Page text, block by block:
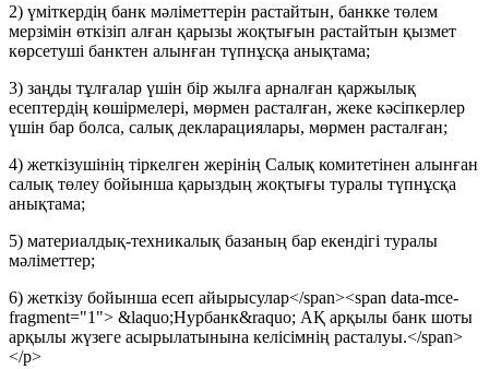
2) үміткердің банк мәліметтерін растайтын, банкке төлем
мерзімін өткізіп алған қарызы жоқтығын растайтын қызмет
көрсетуші банктен алынған түпнұсқа анықтама;
3) заңды тұлғалар үшін бір жылға арналған қаржылық
есептердің көшірмелері, мөрмен расталған, жеке кәсіпкерлер
үшін бар болса, салық декларациялары, мөрмен расталған;
4) жеткізушінің тіркелген жерінің Салық комитетінен алынған
салық төлеу бойынша қарыздың жоқтығы туралы түпнұсқа
анықтама;
5) материалдық-техникалық базаның бар екендігі туралы
мәліметтер;
6) жеткізу бойынша есеп айырысулар</span><span data-mce-
fragment="1"> &laquo;Нурбанк&raquo; АҚ арқылы банк шоты
арқылы жүзеге асырылатынына келісімнің расталуы.</span>
</p>